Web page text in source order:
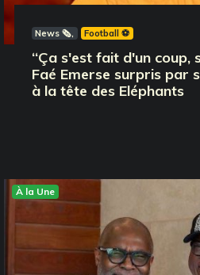
News 🗞️ Football ⚽️
‘‘Ça s'est fait d'un coup,
Faé Emerse surpris par
à la tête des Eléphants
À la Une